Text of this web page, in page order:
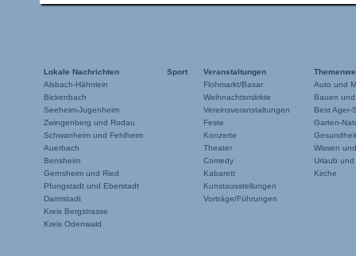
Lokale Nachrichten
Alsbach-Hähnlein
Bickenbach
Seeheim-Jugenheim
Zwingenberg und Rodau
Schwanheim und Fehlheim
Auerbach
Bensheim
Gernsheim und Ried
Pfungstadt und Eberstadt
Darmstadt
Kreis Bergstrasse
Kreis Odenwald
Sport
Veranstaltungen
Flohmarkt/Basar
Weihnachtsmärkte
Vereinsveranstaltungen
Feste
Konzerte
Theater
Comedy
Kabarett
Kunstausstellungen
Vorträge/Führungen
Auto und
Bauen
Best Ager-
Garten-
Wissen
Urlaub und
Kirche